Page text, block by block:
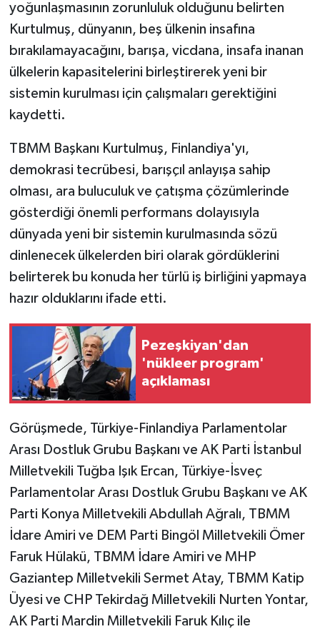
yoğunlaşmasının zorunluluk olduğunu belirten
Kurtulmuş, dünyanın, beş ülkenin insafına
bırakılamayacağını, barışa, vicdana, insafa inanan
ülkelerin kapasitelerini birleştirerek yeni bir
sistemin kurulması için çalışmaları gerektiğini
kaydetti.
TBMM Başkanı Kurtulmuş, Finlandiya'yı,
demokrasi tecrübesi, barışçıl anlayışa sahip
olması, ara buluculuk ve çatışma çözümlerinde
gösterdiği önemli performans dolayısıyla
dünyada yeni bir sistemin kurulmasında sözü
dinlenecek ülkelerden biri olarak gördüklerini
belirterek bu konuda her türlü iş birliğini yapmaya
hazır olduklarını ifade etti.
Pezeşkiyan'dan
'nükleer program'
açıklaması
Görüşmede, Türkiye-Finlandiya Parlamentolar
Arası Dostluk Grubu Başkanı ve AK Parti İstanbul
Milletvekili Tuğba Işık Ercan, Türkiye-İsveç
Parlamentolar Arası Dostluk Grubu Başkanı ve AK
Parti Konya Milletvekili Abdullah Ağralı, TBMM
İdare Amiri ve DEM Parti Bingöl Milletvekili Ömer
Faruk Hülakü, TBMM İdare Amiri ve MHP
Gaziantep Milletvekili Sermet Atay, TBMM Katip
Üyesi ve CHP Tekirdağ Milletvekili Nurten Yontar,
AK Parti Mardin Milletvekili Faruk Kılıç ile